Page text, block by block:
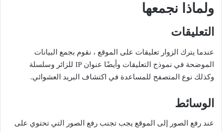
ولماذا نجمعها
التعليقات
عندما يترك الزوار تعليقات على الموقع ، نقوم بجمع البيانات
الموضحة في نموذج التعليقات وأيضًا عنوان IP للزائر وسلسلة
وكذلك نوع المتصفح للمساعدة في اكتشاف البريد العشوائي.
الوسائط
عند رفع الصور إلى الموقع يجب تجنب رفع الصور التي تحتوي على